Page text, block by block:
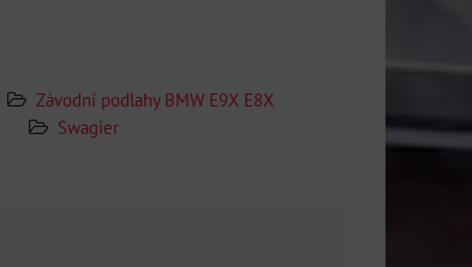
Závodní podlahy BMW E9X E8X
Swagier